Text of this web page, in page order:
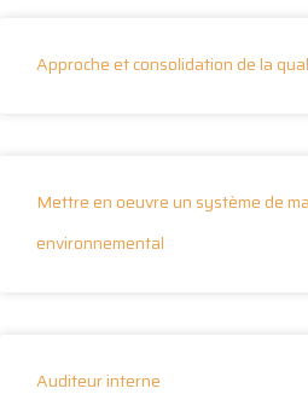
Approche et consolidation de la
Mettre en oeuvre un système de
environnemental
Auditeur interne